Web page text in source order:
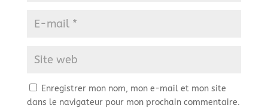
Enregistrer mon nom, mon e-mail et mon site
dans le navigateur pour mon prochain commentaire.